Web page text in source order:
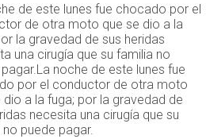
de este lunes fue chocado por el
de otra moto que se dio a la
la gravedad de sus heridas
una cirugía que su familia no
noche de este lunes fue
por el conductor de otra moto
dio a la fuga; por la gravedad de
necesita una cirugía que su
puede pagar.